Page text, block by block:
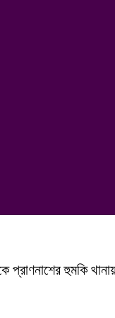
প্রাণনাশের হুমকি